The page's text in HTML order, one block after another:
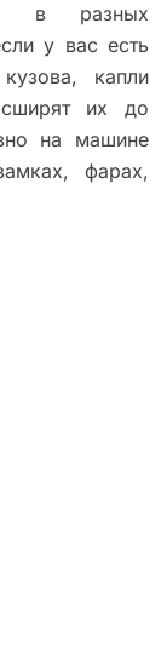
в разных
у вас есть
капли
их до
на машине
фарах,